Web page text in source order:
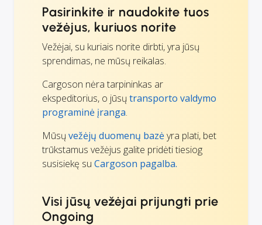
Pasirinkite ir naudokite tuos
vežėjus, kuriuos norite
Vežėjai, su kuriais norite dirbti, yra jūsų
sprendimas, ne mūsų reikalas.
Cargoson nėra tarpininkas ar
ekspeditorius, o jūsų transporto valdymo
programinė įranga.
Mūsų vežėjų duomenų bazėyra plati, bet
trūkstamus vežėjus galite pridėti tiesiog
susisiekę su Cargoson pagalba.
Visi jūsų vežėjai prijungti prie
Ongoing